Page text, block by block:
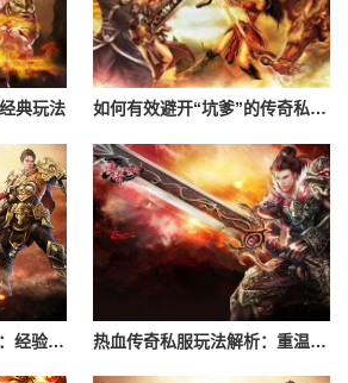
典玩法 如何有效避开“坑爹”的传奇私服？辨别黑心服务器的指南
热血传奇私服玩家交流：经验分享与心得 热血传奇私服玩法解析：重温经典游戏体验